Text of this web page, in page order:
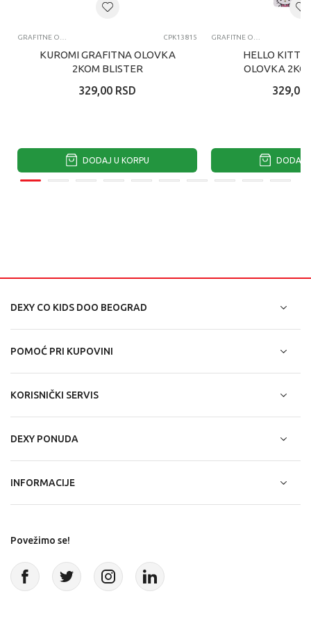
GRAFITNE OLOVKE CPK13815
KUROMI GRAFITNA OLOVKA
2KOM BLISTER
329,00 RSD
DODAJ U KORPU
GRAFITNE OLOVKE
HELLO KITTY
OLOVKA
329,00
DODAJ
DEXY CO KIDS DOO BEOGRAD
POMOĆ PRI KUPOVINI
KORISNIČKI SERVIS
DEXY PONUDA
INFORMACIJE
Povežimo se!